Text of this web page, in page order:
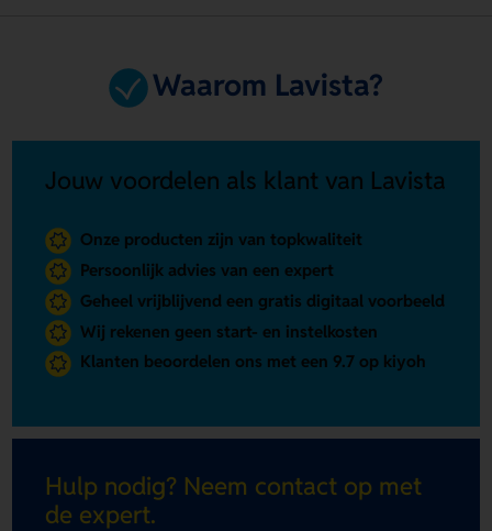
Waarom Lavista?
Jouw voordelen als klant van Lavista
Onze producten zijn van topkwaliteit
Persoonlijk advies van een expert
Geheel vrijblijvend een gratis digitaal voorbeeld
Wij rekenen geen start- en instelkosten
Klanten beoordelen ons met een 9.7 op kiyoh
Hulp nodig? Neem contact op met
de expert.